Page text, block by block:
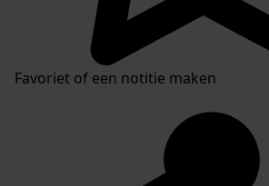
Favoriet of een notitie maken